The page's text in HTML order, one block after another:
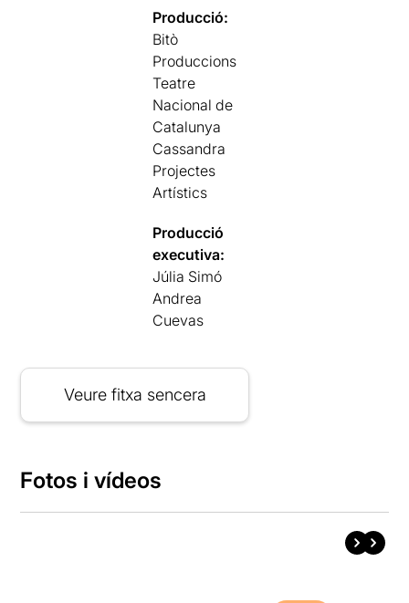
Producció:
Bitò
Produccions
Teatre
Nacional de
Catalunya
Cassandra
Projectes
Artístics
Producció
executiva:
Júlia Simó
Andrea
Cuevas
Veure fitxa sencera
Fotos i vídeos